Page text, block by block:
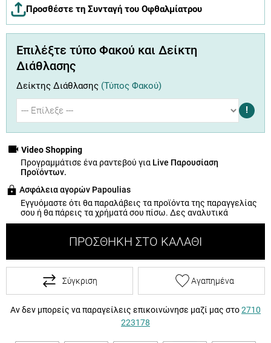
Προσθέστε τη Συνταγή του Οφθαλμίατρου
Επιλέξτε τύπο Φακού και Δείκτη
Διάθλασης
Δείκτης Διάθλασης (Τύπος Φακού)
!
Video Shopping
Προγραμμάτισε ένα ραντεβού για Live Παρουσίαση
Προϊόντων.
Ασφάλεια αγορών Papoulias
Εγγυόμαστε ότι θα παραλάβεις τα προϊόντα της παραγγελίας
σου ή θα πάρεις τα χρήματά σου πίσω. Δες αναλυτικά
ΠΡΟΣΘΉΚΗ ΣΤΟ ΚΑΛΆΘΙ
Σύγκριση Αγαπημένα
Αν δεν μπορείς να παραγείλεις επικοινώνησε μαζί μας στο2710
223178